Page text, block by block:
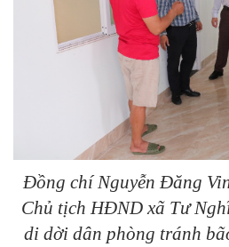
Đồng chí Nguyễn Đăng
Chủ tịch HĐND xã Tư
di dời dân phòng tránh